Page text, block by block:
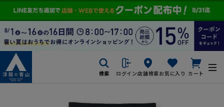
検索 ログイン店舗検索お気に入り カート